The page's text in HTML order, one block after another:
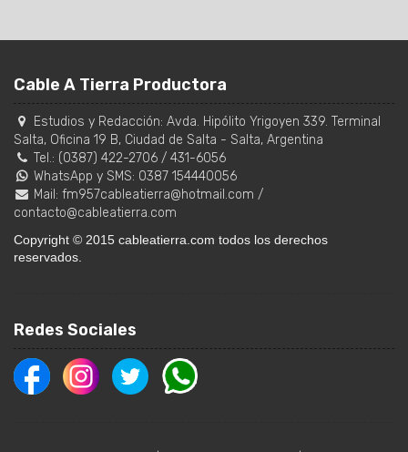
Cable A Tierra Productora
Estudios y Redacción: Avda. Hipólito Yrigoyen 339. Terminal
Salta, Oficina 19 B, Ciudad de Salta - Salta, Argentina
Tel.: (0387) 422-2706 / 431-6056
WhatsApp y SMS: 0387 154440056
Mail: fm957cableatierra@hotmail.com /
contacto@cableatierra.com
Copyright © 2015 cableatierra.com todos los derechos
reservados.
Redes Sociales